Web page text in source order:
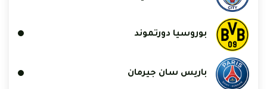
بوروسيا دورتموند
باريس سان جيرمان